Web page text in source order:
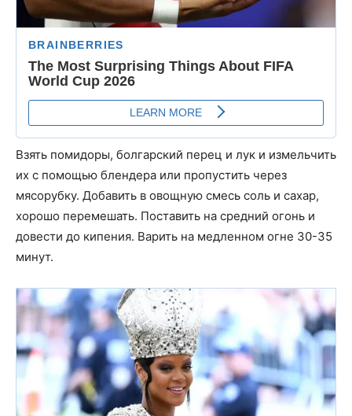
Взять помидоры, болгарский перец и лук и измельчить
их с помощью блендера или пропустить через
мясорубку. Добавить в овощную смесь соль и сахар,
хорошо перемешать. Поставить на средний огонь и
довести до кипения. Варить на медленном огне 30-35
минут.